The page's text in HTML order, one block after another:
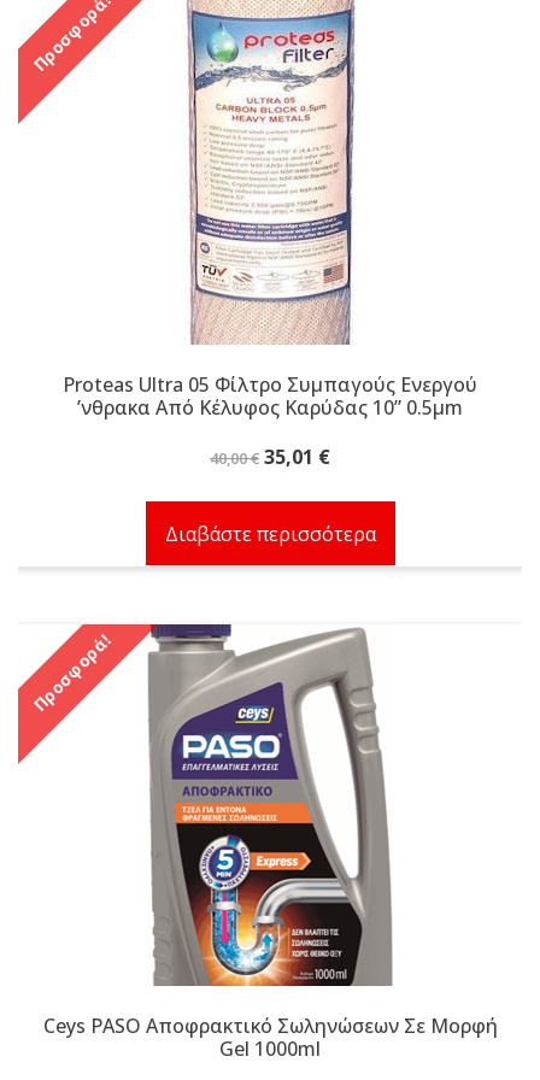
Προσφορά!
Proteas Ultra 05 Φίλτρο Συμπαγούς Ενεργού
ʼνθρακα Από Κέλυφος Καρύδας 10” 0.5μm
40,00€ Original
40,00 €.
35,01 €Η
είναι:
35,01 €.
Διαβάστε περισσότερα
Προσφορά!
Ceys PASO Αποφρακτικό Σωληνώσεων Σε Μορφή
Gel 1000ml